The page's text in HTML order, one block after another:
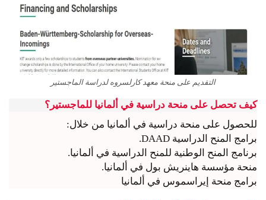
التقديم على منحة معهد كارلسروه لدراسة الماجستير
كيف تحصل على منحة دراسية في ألمانيا للماجستير؟
للحصول على منحة دراسية في ألمانيا من خلال:
برامج المنح الدراسية DAAD.
برنامج المنح الوطنية للمنح الدراسية في ألمانيا.
منحة مؤسسة هاينريش بول في ألمانيا.
برامج منحة إيراسموس في ألمانيا